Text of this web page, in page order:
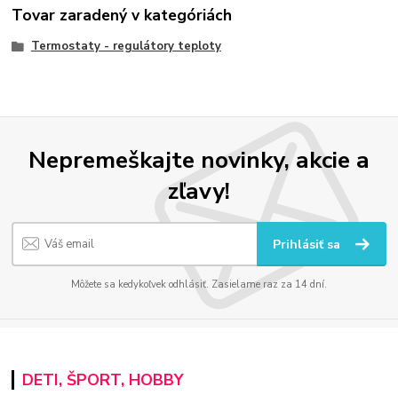
Tovar zaradený v kategóriách
Termostaty - regulátory teploty
Nepremeškajte novinky, akcie a
zľavy!
Prihlásiť sa
Môžete sa kedykoľvek odhlásiť. Zasielame raz za 14 dní.
DETI, ŠPORT, HOBBY